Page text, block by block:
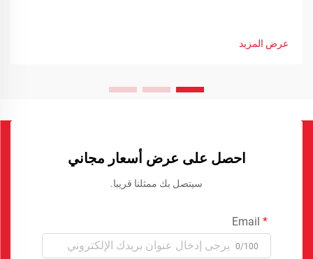
عرض المزيد
احصل على عرض أسعار مجاني
سيتصل بك ممثلنا قريبا.
0/100